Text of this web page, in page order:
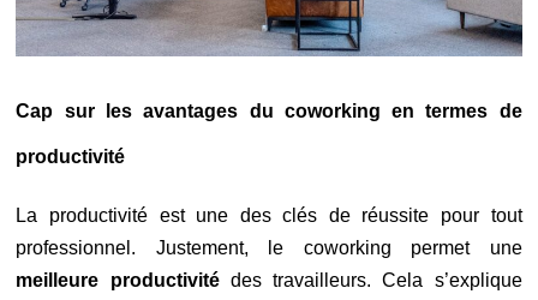
Cap sur les avantages du coworking en termes de
productivité
La productivité est une des clés de réussite pour tout
professionnel. Justement, le coworking permet une
meilleure productivitédes travailleurs. Cela s’explique